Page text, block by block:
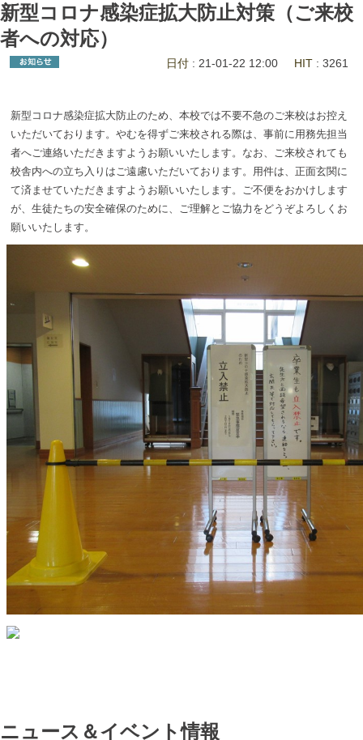
新型コロナ感染症拡大防止対策（ご来校
者への対応）
日付 : 21-01-22 12:00 HIT : 3261
新型コロナ感染症拡大防止のため、本校では不要不急のご来校はお控え
いただいております。やむを得ずご来校される際は、事前に用務先担当
者へご連絡いただきますようお願いいたします。なお、ご来校されても
校舎内への立ち入りはご遠慮いただいております。用件は、正面玄関に
て済ませていただきますようお願いいたします。ご不便をおかけします
が、生徒たちの安全確保のために、ご理解とご協力をどうぞよろしくお
願いいたします。
ニュース＆イベント情報